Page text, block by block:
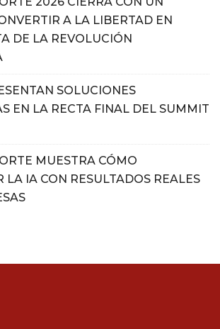
A LA LIBERTAD EN
DE LA REVOLUCIÓN
SOLUCIONES
EN LA RECTA FINAL DEL SUMMIT
MUESTRA CÓMO
LA IA CON RESULTADOS REALES